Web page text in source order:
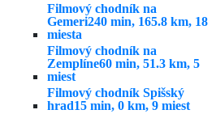
Filmový chodník na
Gemeri240 min, 165.8 km, 18
miesta
Filmový chodník na
Zemplíne60 min, 51.3 km, 5
miest
Filmový chodník Spišský
hrad15 min, 0 km, 9 miest